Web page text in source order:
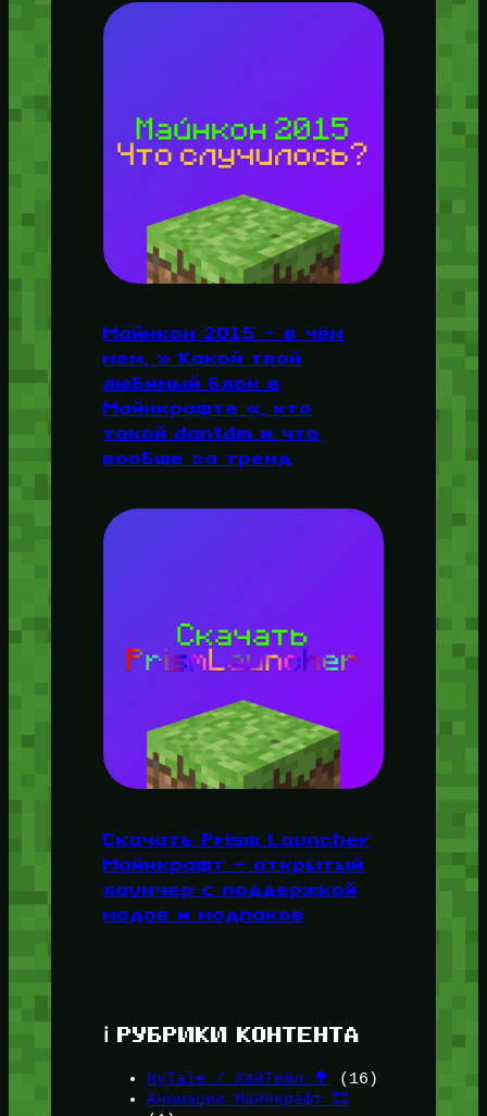
Майнкон 2015 — в чём
мем, » Какой твой
любимый блок в
Майнкрафте «, кто
такой dantdm и что
вообще за тренд
Скачать Prism Launcher
Майнкрафт — открытый
лаунчер с поддержкой
модов и модпаков
ℹ️ РУБРИКИ КОНТЕНТА
HyTale / ХайТейл 🌳
(16)
Анимации Майнкрафт 🎞️